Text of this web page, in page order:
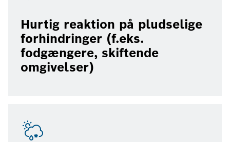
Hurtig reaktion på pludselige
forhindringer (f.eks.
fodgængere, skiftende
omgivelser)